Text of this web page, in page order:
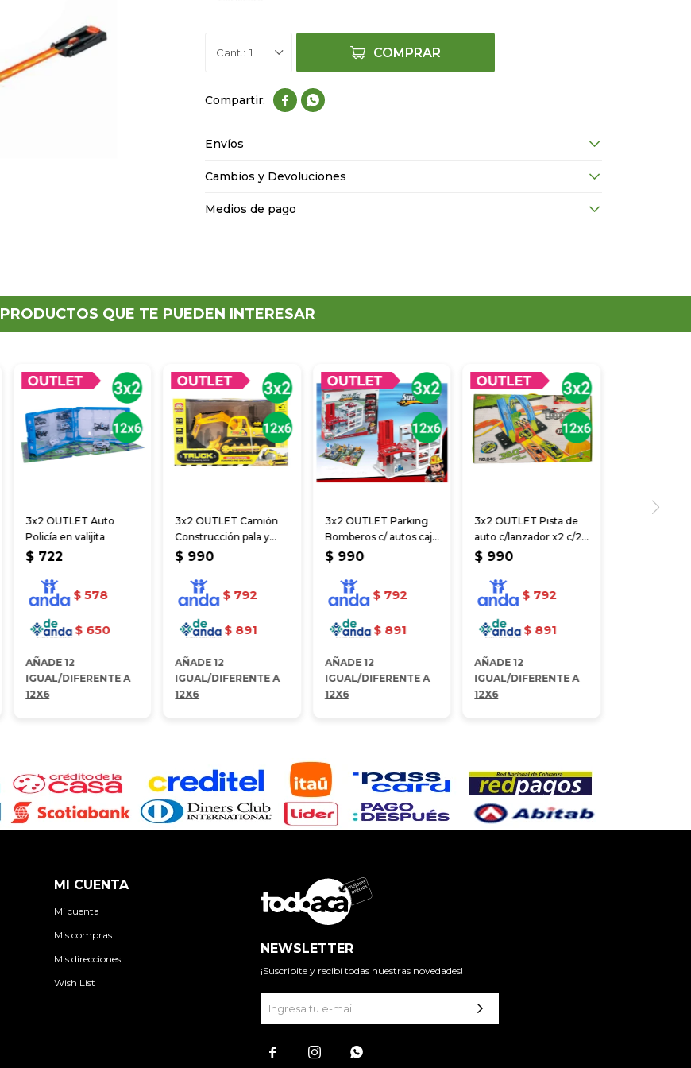
1 COMPRAR
 
Envíos
Cambios y Devoluciones
Medios de pago
PRODUCTOS QUE TE PUEDEN INTERESAR
3x2 OUTLET Auto
Policía en valijita
$ 722
$ 578
$ 650
AÑADE 12
IGUAL/DIFERENTE A
12X6
3x2 OUTLET Camión
Construcción pala y
retroescavadora
$ 990
$ 792
$ 891
AÑADE 12
IGUAL/DIFERENTE A
12X6
3x2 OUTLET Parking
Bomberos c/ autos caja
43.5*32.5*6.5 cm
$ 990
$ 792
$ 891
AÑADE 12
IGUAL/DIFERENTE A
12X6
3x2 OUTLET Pista de
auto c/lanzador x2 c/2
vueltas c/2 Autos
$ 990
$ 792
$ 891
AÑADE 12
IGUAL/DIFERENTE A
12X6
MI CUENTA
Mi cuenta
Mis compras
Mis direcciones
Wish List
NEWSLETTER
¡Suscribite y recibí todas nuestras novedades!
  